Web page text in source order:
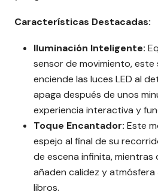
Características Destacadas:
Iluminación Inteligente:
sensor de movimiento,
enciende las luces LED al
apaga después de unos
experiencia interactiva y
Toque Encantador: Este
espejo al final de su
de escena infinita, mientras
añaden calidez y
libros.